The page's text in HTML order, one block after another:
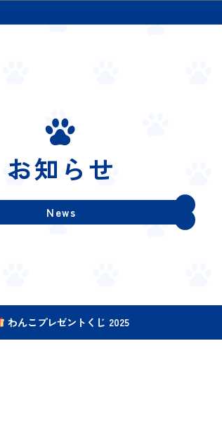
お知らせ
News
わんこプレゼントくじ 2025